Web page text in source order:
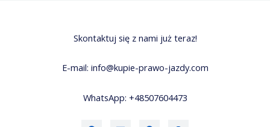
Skontaktuj się z nami już teraz!
E-mail: info@kupie-prawo-jazdy.com
WhatsApp: +48507604473